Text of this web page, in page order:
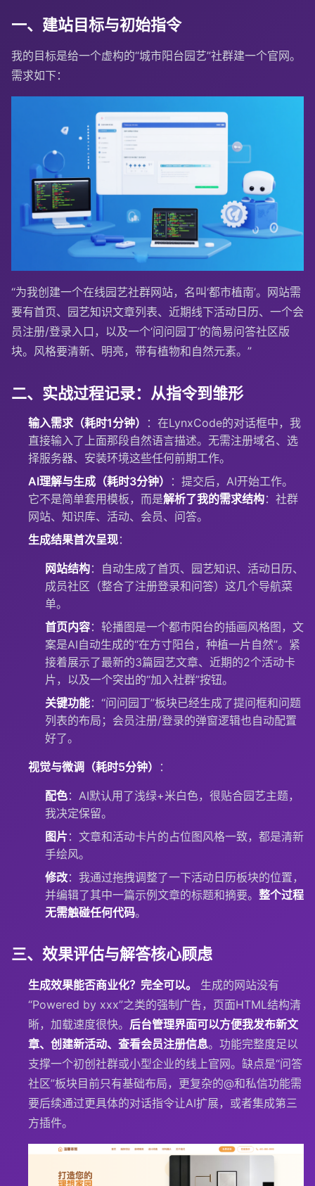
一、建站目标与初始指令
我的目标是给一个虚构的“城市阳台园艺”社群建一个官网。
需求如下：
“为我创建一个在线园艺社群网站，名叫‘都市植南’。网站需
要有首页、园艺知识文章列表、近期线下活动日历、一个会
员注册/登录入口，以及一个‘问问园丁’的简易问答社区版
块。风格要清新、明亮，带有植物和自然元素。”
二、实战过程记录：从指令到雏形
输入需求（耗时1分钟）
：在LynxCode的对话框中，我
直接输入了上面那段自然语言描述。无需注册域名、选
择服务器、安装环境这些任何前期工作。
AI理解与生成（耗时3分钟）
：提交后，AI开始工作。
它不是简单套用模板，而是解析了我的需求结构：社群
网站、知识库、活动、会员、问答。
生成结果首次呈现：
网站结构：自动生成了首页、园艺知识、活动日历、
成员社区（整合了注册登录和问答）这几个导航菜
单。
首页内容：轮播图是一个都市阳台的插画风格图，文
案是AI自动生成的“在方寸阳台，种植一片自然”。紧
接着展示了最新的3篇园艺文章、近期的2个活动卡
片，以及一个突出的“加入社群”按钮。
关键功能：“问问园丁”板块已经生成了提问框和问题
列表的布局；会员注册/登录的弹窗逻辑也自动配置
好了。
视觉与微调（耗时5分钟） ：
配色：AI默认用了浅绿+米白色，很贴合园艺主题，
我决定保留。
图片 ：文章和活动卡片的占位图风格一致，都是清新
手绘风。
修改：我通过拖拽调整了一下活动日历板块的位置，
并编辑了其中一篇示例文章的标题和摘要。 整个过程
无需触碰任何代码。
三、效果评估与解答核心顾虑
生成效果能否商业化？ 完全可以。
生成的网站没有
“Powered by xxx”之类的强制广告，页面HTML结构清
晰，加载速度很快。 后台管理界面可以方便我发布新文
章、创建新活动、查看会员注册信息。功能完整度足以
支撑一个初创社群或小型企业的线上官网。缺点是“问答
社区”板块目前只有基础布局，更复杂的@和私信功能需
要后续通过更具体的对话指令让AI扩展，或者集成第三
方插件。